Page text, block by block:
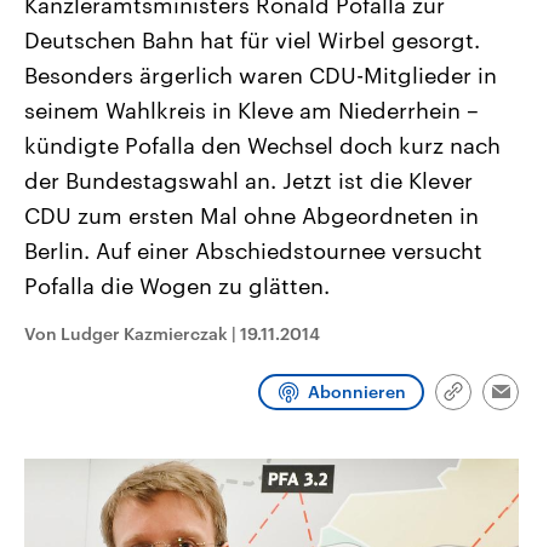
Landtagswahl Sachsen-Anhalt
2026
Alle Informationen
Sachsen-Anhalt wählt am 6.
September 2026 einen neuen
Landtag. Seit 2021 wird das
Bundesland von einer Koalition aus
Umfragen, Prognosen,
Wahlprogramme, aktuelle Berichte
und Hintergründe zu den Parteien
und Kandidaten der anstehenden
Wahl.
USA
Aktuelle Beiträge,
Hintergründe
Wirtschaftlich und
gehören die Vereinigten
mit großem Einfluss auf
Sendungen Programm Podcasts
Deutschen Bahn hat für viel Wirbel gesorgt.
Besonders ärgerlich waren CDU-Mitglieder in
seinem Wahlkreis in Kleve am Niederrhein –
kündigte Pofalla den Wechsel doch kurz nach
der Bundestagswahl an. Jetzt ist die Klever
CDU zum ersten Mal ohne Abgeordneten in
Berlin. Auf einer Abschiedstournee versucht
Pofalla die Wogen zu glätten.
Von Ludger Kazmierczak | 19.11.2014
Abonnieren
Link